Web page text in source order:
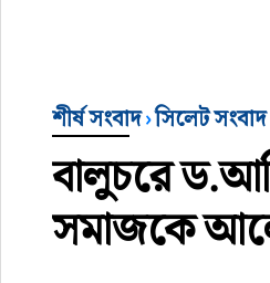
শীর্ষ সংবাদ›সিলেট সংবাদ
বালুচরে
সমাজকে